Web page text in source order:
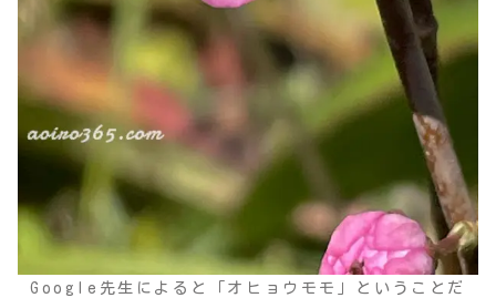
Google先生によると「オヒョウモモ」ということだ